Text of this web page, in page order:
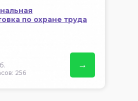
→
по охране труда
256